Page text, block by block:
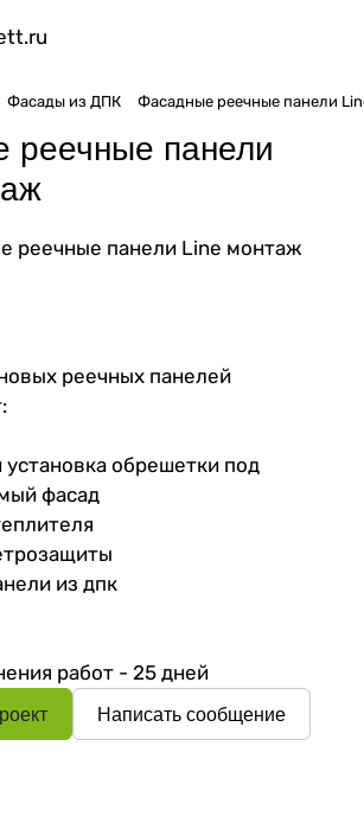
Фасады из ДПК Фасадные реечные панели
реечные панели
реечных панелей
установка обрешетки под
фасад
из дпк
работ - 25 дней
Написать сообщение